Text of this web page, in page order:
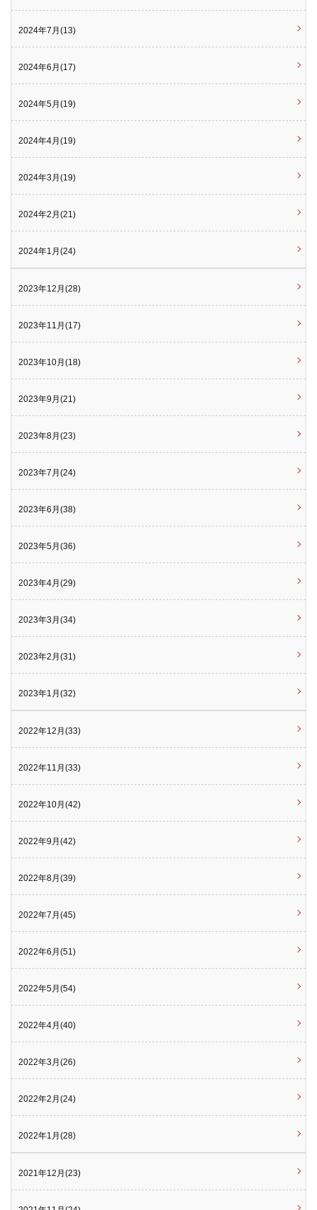
2024年7月(13)
2024年6月(17)
2024年5月(19)
2024年4月(19)
2024年3月(19)
2024年2月(21)
2024年1月(24)
2023年12月(28)
2023年11月(17)
2023年10月(18)
2023年9月(21)
2023年8月(23)
2023年7月(24)
2023年6月(38)
2023年5月(36)
2023年4月(29)
2023年3月(34)
2023年2月(31)
2023年1月(32)
2022年12月(33)
2022年11月(33)
2022年10月(42)
2022年9月(42)
2022年8月(39)
2022年7月(45)
2022年6月(51)
2022年5月(54)
2022年4月(40)
2022年3月(26)
2022年2月(24)
2022年1月(28)
2021年12月(23)